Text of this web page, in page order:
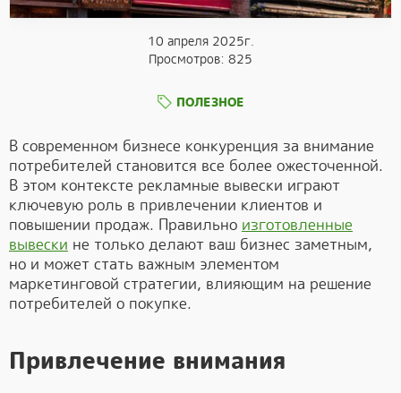
10 апреля 2025г.
Просмотров: 825
ПОЛЕЗНОЕ
В современном бизнесе конкуренция за внимание
потребителей становится все более ожесточенной.
В этом контексте рекламные вывески играют
ключевую роль в привлечении клиентов и
повышении продаж. Правильно изготовленные
вывески не только делают ваш бизнес заметным,
но и может стать важным элементом
маркетинговой стратегии, влияющим на решение
потребителей о покупке.
Привлечение внимания